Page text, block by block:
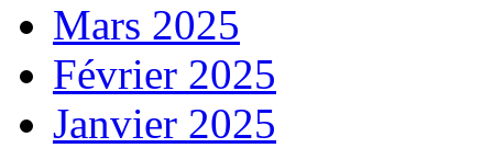
Mars 2025
Février 2025
Janvier 2025